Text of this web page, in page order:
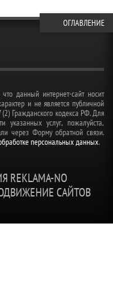
данный интернет-сайт носит
и не является публичной
Гражданского кодекса РФ. Для
указанных услуг, пожалуйста,
через Форму обратной связи.
персональных данных.
REKLAMA-NO
САЙТОВ
ОГЛАВЛЕНИЕ